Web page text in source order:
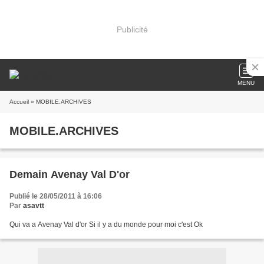
Publicité
MENU
Accueil » MOBILE.ARCHIVES
MOBILE.ARCHIVES
Demain Avenay Val D'or
Publié le 28/05/2011 à 16:06
Par asavtt
Qui va a Avenay Val d'or Si il y a du monde pour moi c'est Ok